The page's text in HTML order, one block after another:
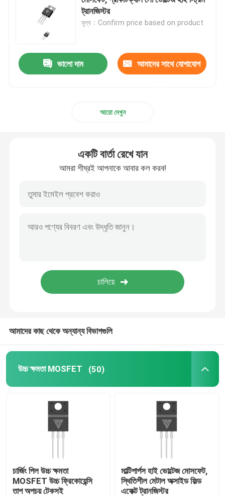
সুপার জংশন MOSFET
সিলিকন কার্বাইড এসবিডি
ট্রানজিস্টর
মূল্য：Confirm price based on product
ভালো দাম আমাদের সাথে যোগাযোগ
আরো দেখুন
একটি বার্তা রেখে যান
আমরা শীঘ্রই আপনাকে আবার কল করব!
আমাদের কাছ থেকে অন্যান্য বিভাগগুলি
উচ্চ ক্ষমতা MOSFET (50)
চার্জিং পিল উচ্চ ক্ষমতা
MOSFET উচ্চ ফ্রিকোয়েন্সি
তাপ অপচয় টেকসই
মাল্টিপার্পস হাই ভোল্টেজ মোসফেট,
স্থিতিশীল মেটাল অক্সাইড ফিল্ড
এফেক্ট ট্রানজিস্টর